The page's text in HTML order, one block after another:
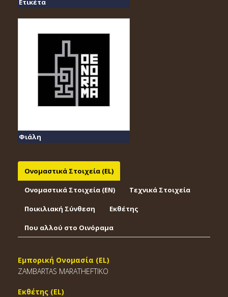
Ετικέτα
Φιάλη
Ονομαστικά Στοιχεία (EL)
Ονομαστικά Στοιχεία (EΝ) Τεχνικά Στοιχεία
Ποικιλιακή Σύνθεση Εκθέτης
Που αλλού στο Οινόραμα
Εμπορική Ονομασία (EL)
ZAMBARTAS MARATHEFTIKO
Εκθέτης (EL)